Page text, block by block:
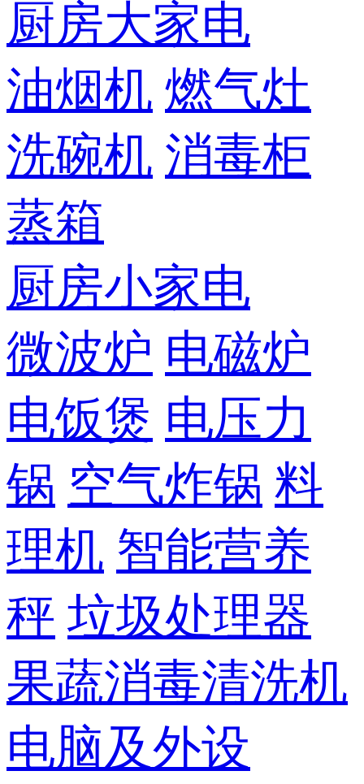
厨房大家电
油烟机 燃气灶
洗碗机 消毒柜
蒸箱
厨房小家电
微波炉 电磁炉
电饭煲 电压力
锅 空气炸锅 料
理机 智能营养
秤 垃圾处理器
果蔬消毒清洗机
电脑及外设